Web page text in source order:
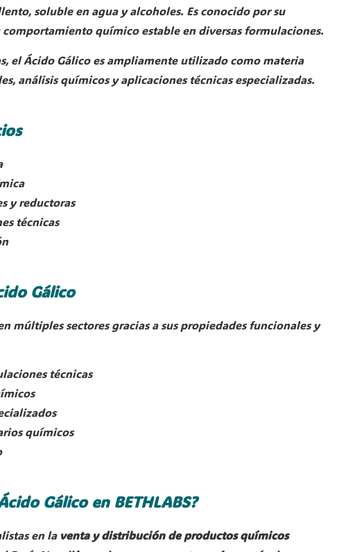
soluble en agua y alcoholes. Es conocido por su
químico estable en diversas formulaciones.
el Ácido Gálico es ampliamente utilizado como materia
análisis químicos y aplicaciones técnicas especializadas.
y reductoras
técnicas
Gálico
múltiples sectores gracias a sus propiedades funcionales y
técnicas
químicos
Gálico en BETHLABS?
en la venta y distribución de productos químicos